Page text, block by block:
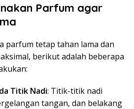
Parfum agar
parfum tetap tahan lama dan
berikut adalah beberapa
Titik Nadi: Titik-titik nadi
tangan, dan belakang